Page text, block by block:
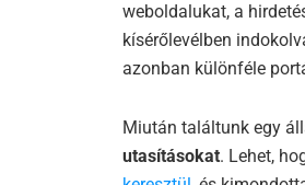
weboldalukat, a
kísérőlevélben
azonban különféle
Miután találtunk egy
utasításokat. Lehet,